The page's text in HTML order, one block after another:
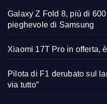
Galaxy Z Fold 8, più di
pieghevole di Samsung
Xiaomi 17T Pro in offerta,
Pilota di F1 derubato sul
via tutto”